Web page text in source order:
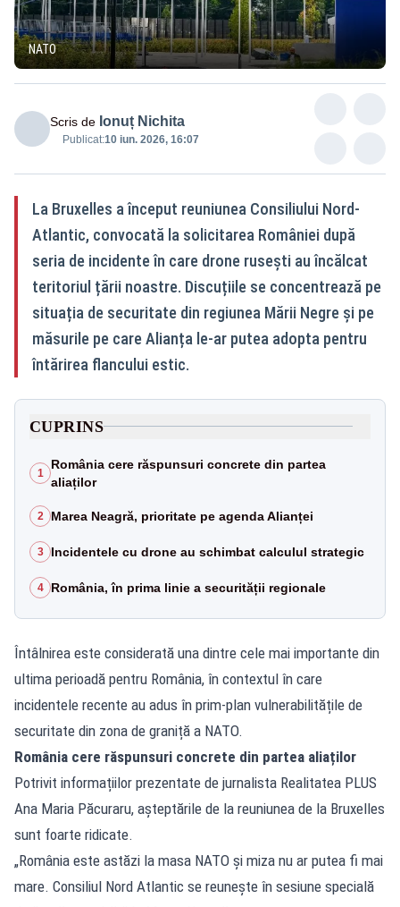
NATO
Scris de Ionuț Nichita
Publicat:10 iun. 2026, 16:07
La Bruxelles a început reuniunea Consiliului Nord-
Atlantic, convocată la solicitarea României după
seria de incidente în care drone rusești au încălcat
teritoriul țării noastre. Discuțiile se concentrează pe
situația de securitate din regiunea Mării Negre și pe
măsurile pe care Alianța le-ar putea adopta pentru
întărirea flancului estic.
CUPRINS
1
România cere răspunsuri concrete din partea
aliaților
2 Marea Neagră, prioritate pe agenda Alianței
3 Incidentele cu drone au schimbat calculul strategic
4 România, în prima linie a securității regionale
Întâlnirea este considerată una dintre cele mai importante din
ultima perioadă pentru România, în contextul în care
incidentele recente au adus în prim-plan vulnerabilitățile de
securitate din zona de graniță a NATO.
România cere răspunsuri concrete din partea aliaților
Potrivit informațiilor prezentate de jurnalista Realitatea PLUS
Ana Maria Păcuraru, așteptările de la reuniunea de la Bruxelles
sunt foarte ridicate.
„România este astăzi la masa NATO și miza nu ar putea fi mai
mare. Consiliul Nord Atlantic se reunește în sesiune specială